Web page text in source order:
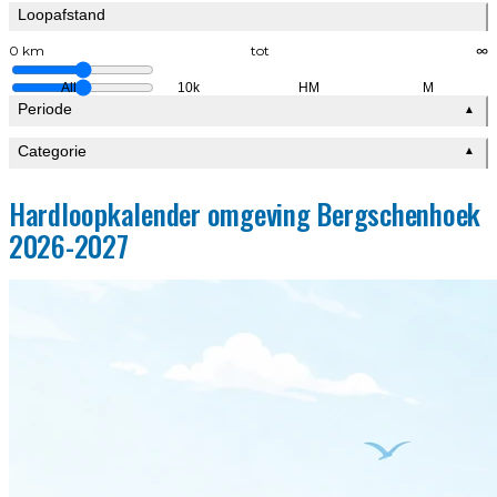
Loopafstand
0 km tot ∞
All 10k HM M
Periode ▲
Categorie ▲
Hardloopkalender omgeving Bergschenhoek
2026-2027